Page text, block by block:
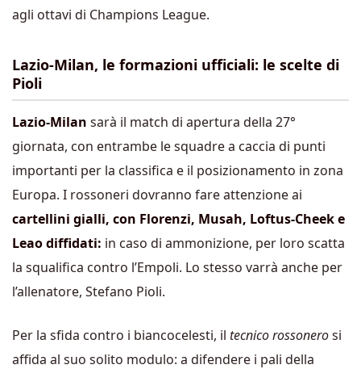
agli ottavi di Champions League.
Lazio-Milan, le formazioni ufficiali: le scelte di
Pioli
Lazio-Milan sarà il match di apertura della 27°
giornata, con entrambe le squadre a caccia di punti
importanti per la classifica e il posizionamento in zona
Europa. I rossoneri dovranno fare attenzione ai
cartellini gialli, con Florenzi, Musah, Loftus-Cheek e
Leao diffidati: in caso di ammonizione, per loro scatta
la squalifica contro l’Empoli. Lo stesso varrà anche per
l’allenatore, Stefano Pioli.
Per la sfida contro i biancocelesti, il tecnico rossonerosi
affida al suo solito modulo: a difendere i pali della